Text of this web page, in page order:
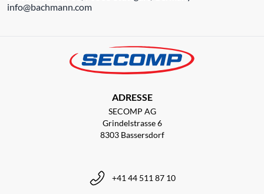
info@bachmann.com
ADRESSE
SECOMP AG
Grindelstrasse 6
8303 Bassersdorf
+41 44 511 87 10